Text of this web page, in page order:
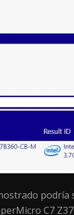
C7